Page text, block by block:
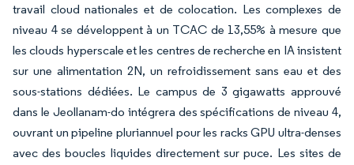
travail cloud nationales et de colocation. Les complexes de
niveau 4 se développent à un TCAC de 13,55% à mesure que
les clouds hyperscale et les centres de recherche en IA insistent
sur une alimentation 2N, un refroidissement sans eau et des
sous-stations dédiées. Le campus de 3 gigawatts approuvé
dans le Jeollanam-do intégrera des spécifications de niveau 4,
ouvrant un pipeline pluriannuel pour les racks GPU ultra-denses
avec des boucles liquides directement sur puce. Les sites de